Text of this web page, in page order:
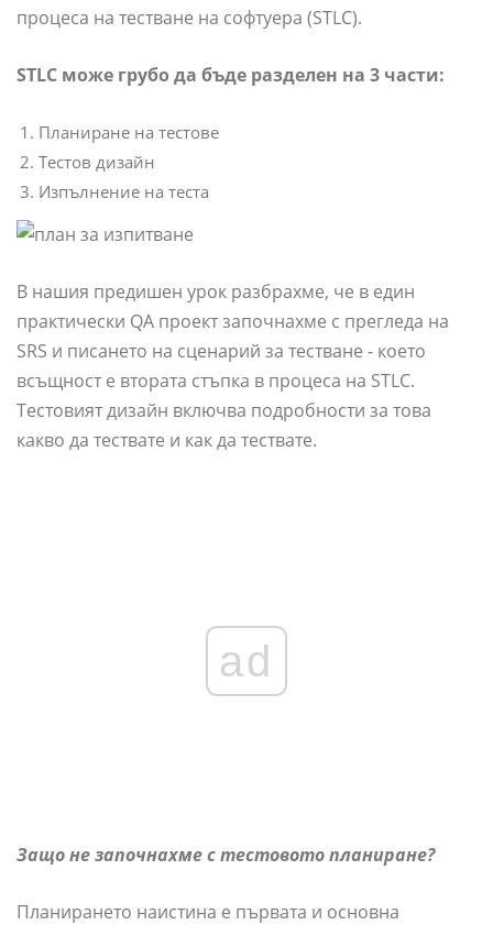
процеса на тестване на софтуера (STLC).
STLC може грубо да бъде разделен на 3 части:
Планиране на тестове
Тестов дизайн
Изпълнение на теста
В нашия предишен урок разбрахме, че в един
практически QA проект започнахме с прегледа на
SRS и писането на сценарий за тестване - което
всъщност е втората стъпка в процеса на STLC.
Тестовият дизайн включва подробности за това
какво да тествате и как да тествате.
ad
Защо не започнахме с тестовото планиране?
Планирането наистина е първата и основна